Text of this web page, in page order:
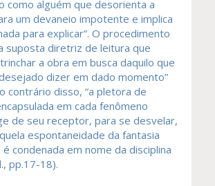
como alguém que desorienta a
um devaneio impotente e implica
para explicar”. O procedimento
suposta diretriz de leitura que
a obra em busca daquilo que
dizer em dado momento”
contrário disso, “a pletora de
em cada fenômeno
de seu receptor, para se desvelar,
espontaneidade da fantasia
condenada em nome da disciplina
pp.17-18).